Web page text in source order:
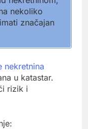
nekoliko
značajan
nekretnina
u katastar.
rizik i